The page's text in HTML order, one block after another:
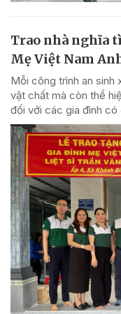
Trao nhà nghĩa
Mẹ Việt Nam
Mỗi công trình an sinh
vật chất mà còn thể
đối với các gia đình